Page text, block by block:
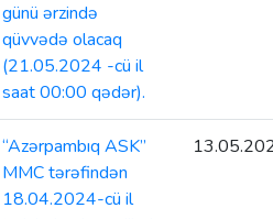
günü ərzində
qüvvədə olacaq
(21.05.2024 -cü il
saat 00:00 qədər).
“Azərpambıq ASK”
MMC tərəfindən
18.04.2024-cü il